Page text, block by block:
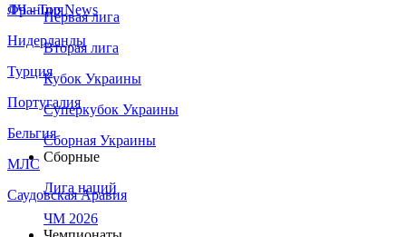
Франция
Нидерланды
Турция
Португалия
Бельгия
МЛС
Саудовская Аравия
ЛЧ - Top News
Первая лига
Вторая лига
Кубок Украины
Суперкубок Украины
Сборная Украины
Сборные
Лига наций
ЧМ 2026